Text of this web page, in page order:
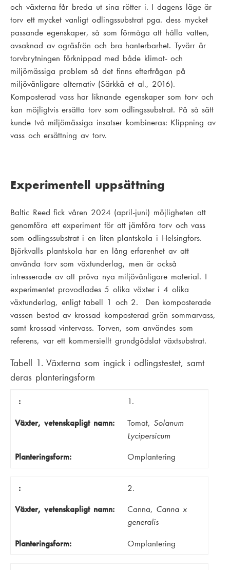
och växterna får breda ut sina rötter i. I dagens läge är
torv ett mycket vanligt odlingssubstrat pga. dess mycket
passande egenskaper, så som förmåga att hålla vatten,
avsaknad av ogräsfrön och bra hanterbarhet. Tyvärr är
torvbrytningen förknippad med både klimat- och
miljömässiga problem så det finns efterfrågan på
miljövänligare alternativ (Särkkä et al., 2016).
Komposterad vass har liknande egenskaper som torv och
kan möjligtvis ersätta torv som odlingssubstrat. På så sätt
kunde två miljömässiga insatser kombineras: Klippning av
vass och ersättning av torv.
Experimentell uppsättning
Baltic Reed fick våren 2024 (april-juni) möjligheten att
genomföra ett experiment för att jämföra torv och vass
som odlingssubstrat i en liten plantskola i Helsingfors.
Björkvalls plantskola har en lång erfarenhet av att
använda torv som växtunderlag, men är också
intresserade av att pröva nya miljövänligare material. I
experimentet provodlades 5 olika växter i 4 olika
växtunderlag, enligt tabell 1 och 2. Den komposterade
vassen bestod av krossad komposterad grön sommarvass,
samt krossad vintervass. Torven, som användes som
referens, var ett kommersiellt grundgödslat växtsubstrat.
Tabell 1. Växterna som ingick i odlingstestet, samt
deras planteringsform
Växter,
Planteringsform
:
1.
Växter, vetenskapligt namn:
Tomat, Solanum
Lycipersicum
Planteringsform:
Omplantering
:
2.
Växter, vetenskapligt namn:
Canna, Canna x
generalis
Planteringsform:
Omplantering